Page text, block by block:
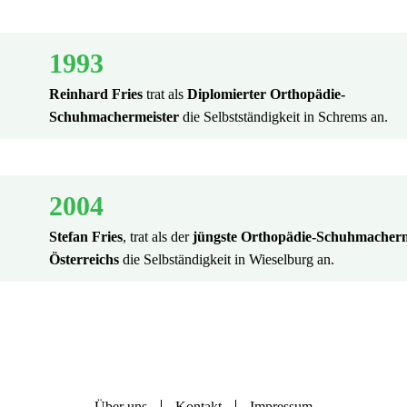
1993
Reinhard Fries trat als Diplomierter Orthopädie-
Schuhmachermeister die Selbstständigkeit in Schrems an.
2004
Stefan Fries, trat als derjüngste Orthopädie-
Österreichs die Selbständigkeit in Wieselburg an.